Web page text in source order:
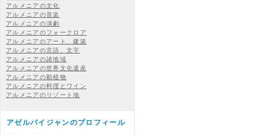
アルメニアの文化
アルメニアの音楽
アルメニアの演劇
アルメニアのフォークロア
アルメニアのアート、建築
アルメニアの言語、文字
アルメニアの諸地域
アルメニアの世界文化遺産
アルメニアの動植物
アルメニアの料理とワイン
アルメニアのリゾート地
アゼルバイジャンのプロフィール